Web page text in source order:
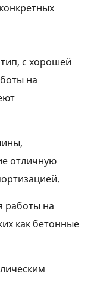
с хорошей
на
отличную
работы на
как бетонные